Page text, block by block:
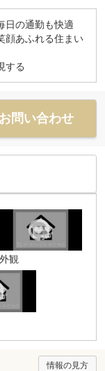
日の通勤も快適
顔あふれる住まい
する
お問い合わせ
外観
情報の見方